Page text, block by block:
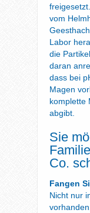
vom
Labor
die
daran
dass bei
Magen
komplette
abgibt.
Sie
Co.
Fangen
Nicht nur